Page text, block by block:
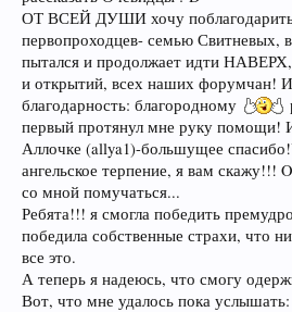
ОТ ВСЕЙ ДУШИ хочу поблагодарить
первопроходцев- семью Свитневых,
пытался и продолжает идти
и открытий, всех наших форумчан!
благодарность: благородному
первый протянул мне руку помощи!
Аллочке (allya1)-большущее
ангельское терпение, я вам скажу!!!
со мной помучаться...
Ребята!!! я смогла победить
победила собственные страхи, что
все это.
А теперь я надеюсь, что смогу
Вот, что мне удалось пока услышать: